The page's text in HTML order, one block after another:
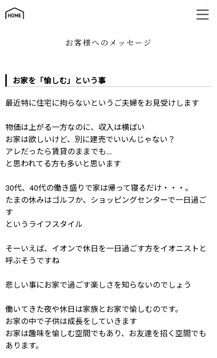
お客様へのメッセージ
お客様へのメッセージ
お家を「愉しむ」という事
最近特に住宅に拘らないというご夫婦をお見受けします
物価は上がる一方なのに、収入は横ばい
お家は欲しいけど、別に建売でいいんじゃない？
アレだったら賃貸のままでも...
と思われてる方も多いと思います
30代、40代の働き盛りで家は帰って寝るだけ・・・。
たまの休みはゴルフか、ショッピングセンターで一日過ご
す
というライフスタイル
そーいえば、イオンで休日を一日過ごす方をイオニストと
呼ぶそうですね
悲しい事にお家で過ごす楽しさを知らないのでしょう
働いてきた夜や休日は家族とお家で愉しむのです。
お家の中で子供は成長をしていきます
お家は趣味を愉しむ空間でもあり、お友達を招く空間でも
あります。